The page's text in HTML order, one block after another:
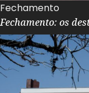
Fechamento
Fechamento: os